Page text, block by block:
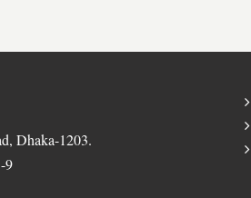
Dhaka-1203.
9